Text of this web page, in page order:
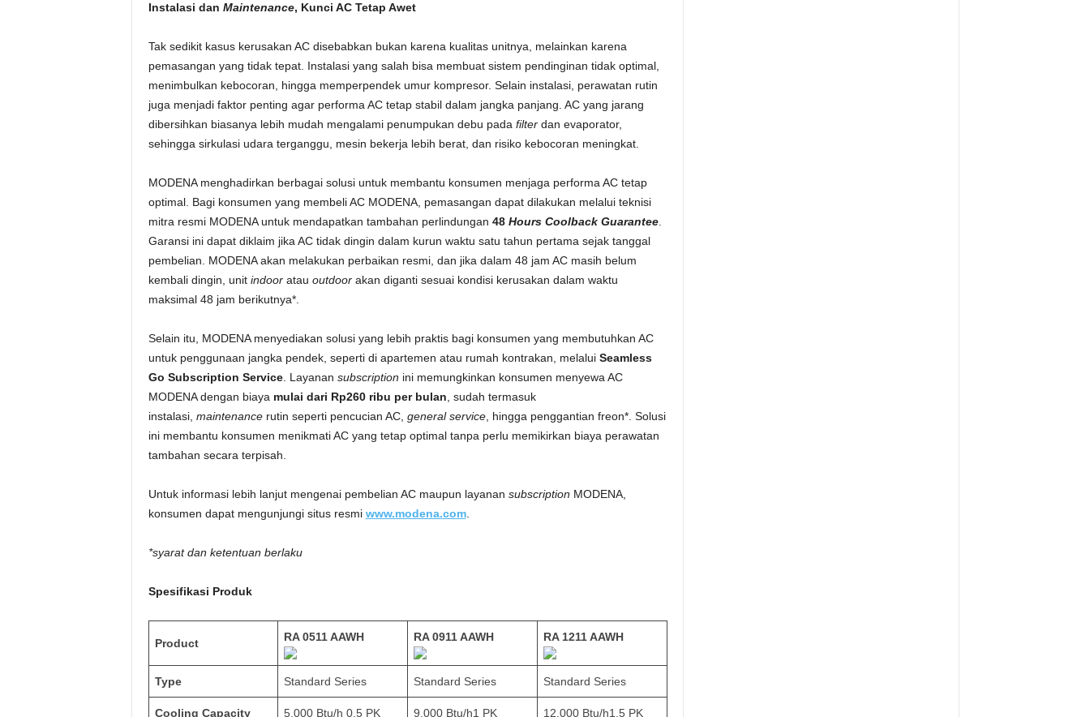
Instalasi dan Maintenance, Kunci AC Tetap Awet
Tak sedikit kasus kerusakan AC disebabkan bukan karena kualitas unitnya, melainkan karena
pemasangan yang tidak tepat. Instalasi yang salah bisa membuat sistem pendinginan tidak optimal,
menimbulkan kebocoran, hingga memperpendek umur kompresor. Selain instalasi, perawatan rutin
juga menjadi faktor penting agar performa AC tetap stabil dalam jangka panjang. AC yang jarang
dibersihkan biasanya lebih mudah mengalami penumpukan debu pada filter dan evaporator,
sehingga sirkulasi udara terganggu, mesin bekerja lebih berat, dan risiko kebocoran meningkat.
MODENA menghadirkan berbagai solusi untuk membantu konsumen menjaga performa AC tetap
optimal. Bagi konsumen yang membeli AC MODENA, pemasangan dapat dilakukan melalui teknisi
mitra resmi MODENA untuk mendapatkan tambahan perlindungan 48 Hours Coolback Guarantee.
Garansi ini dapat diklaim jika AC tidak dingin dalam kurun waktu satu tahun pertama sejak tanggal
pembelian. MODENA akan melakukan perbaikan resmi, dan jika dalam 48 jam AC masih belum
kembali dingin, unit indoor atau outdoor akan diganti sesuai kondisi kerusakan dalam waktu
maksimal 48 jam berikutnya*.
Selain itu, MODENA menyediakan solusi yang lebih praktis bagi konsumen yang membutuhkan AC
untuk penggunaan jangka pendek, seperti di apartemen atau rumah kontrakan, melalui Seamless
Go Subscription Service. Layanan subscription ini memungkinkan konsumen menyewa AC
MODENA dengan biaya mulai dari Rp260 ribu per bulan , sudah termasuk
instalasi, maintenance rutin seperti pencucian AC, general service, hingga penggantian freon*. Solusi
ini membantu konsumen menikmati AC yang tetap optimal tanpa perlu memikirkan biaya perawatan
tambahan secara terpisah.
Untuk informasi lebih lanjut mengenai pembelian AC maupun layanan subscription MODENA,
konsumen dapat mengunjungi situs resmi www.modena.com.
*syarat dan ketentuan berlaku
Spesifikasi Produk
Product RA 0511 AAWH RA 0911 AAWH RA 1211 AAWH
Type Standard Series Standard Series Standard Series
Cooling Capacity 5,000 Btu/h 0.5 PK 9,000 Btu/h1 PK 12,000 Btu/h1.5 PK